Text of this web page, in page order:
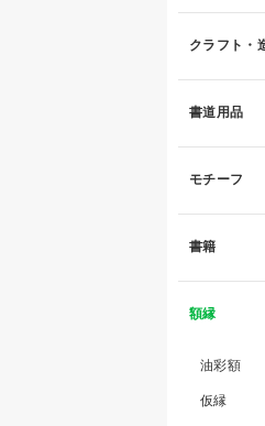
クラフト・
書道用品
モチーフ
書籍
額縁
油彩額
仮縁